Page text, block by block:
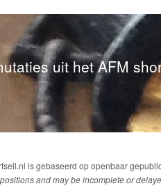
uit het AFM
is gebaseerd op openbaar
and may be incomplete or